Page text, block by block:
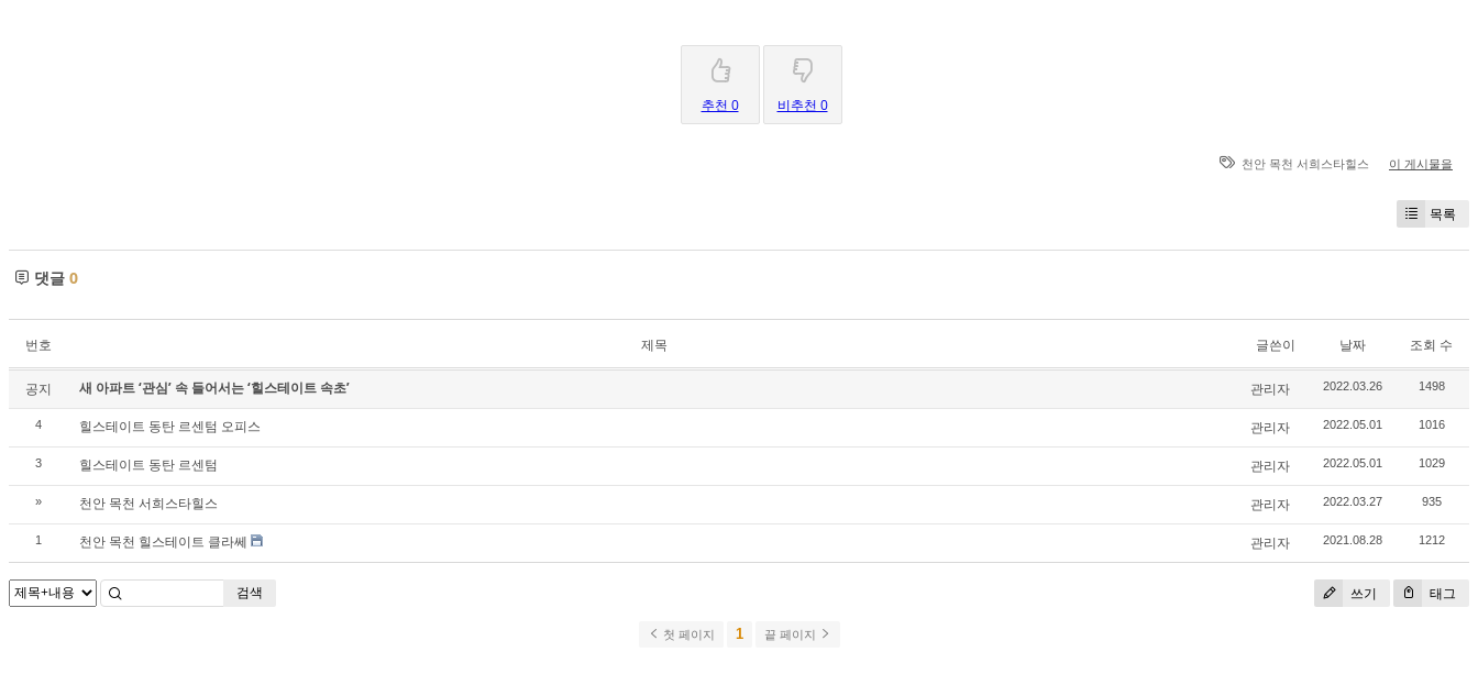
추천 0 비추천 0
천안 목천 서희스타힐스 이 게시물을
목록
댓글 0
번호 제목 글쓴이 날짜 조회 수
공지 새 아파트 ‘관심’ 속 들어서는 ‘힐스테이트 속초’ 관리자 2022.03.26 1498
4 힐스테이트 동탄 르센텀 오피스 관리자 2022.05.01 1016
3 힐스테이트 동탄 르센텀 관리자 2022.05.01 1029
» 천안 목천 서희스타힐스 관리자 2022.03.27 935
1 천안 목천 힐스테이트 클라쎄 관리자 2021.08.28 1212
쓰기 태그
검색
첫 페이지 1 끝 페이지